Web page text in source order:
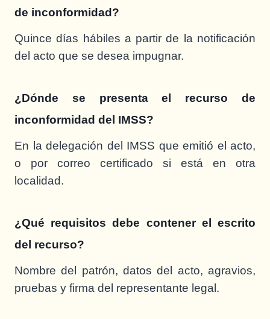
de inconformidad?
Quince días hábiles a partir de la notificación
del acto que se desea impugnar.
¿Dónde se presenta el recurso de
inconformidad del IMSS?
En la delegación del IMSS que emitió el acto,
o por correo certificado si está en otra
localidad.
¿Qué requisitos debe contener el escrito
del recurso?
Nombre del patrón, datos del acto, agravios,
pruebas y firma del representante legal.